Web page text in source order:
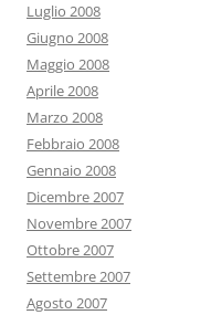
Luglio 2008
Giugno 2008
Maggio 2008
Aprile 2008
Marzo 2008
Febbraio 2008
Gennaio 2008
Dicembre 2007
Novembre 2007
Ottobre 2007
Settembre 2007
Agosto 2007